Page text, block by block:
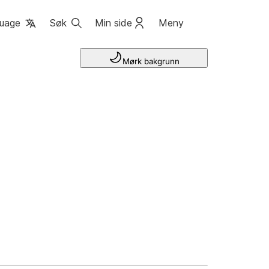
Søk Min side Meny
Mørk bakgrunn